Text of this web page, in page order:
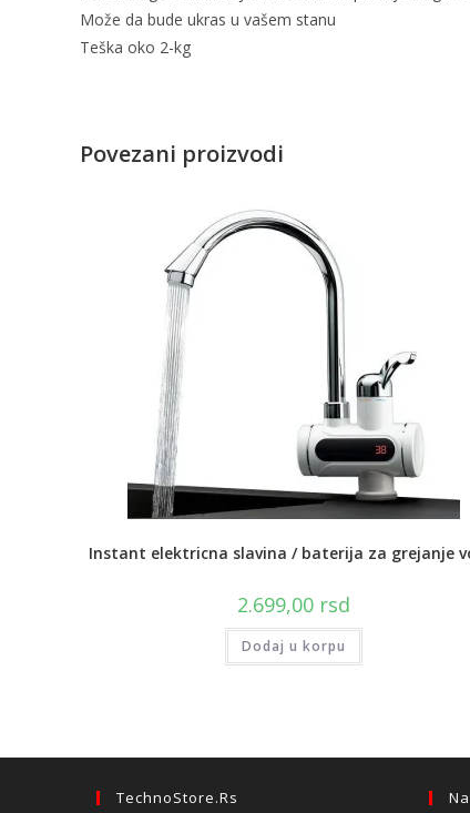
Može da bude ukras u vašem stanu
Teška oko 2-kg
Povezani proizvodi
Instant elektricna slavina / baterija za grejanje
2.699,00 rsd
Dodaj u korpu
TechnoStore.rs